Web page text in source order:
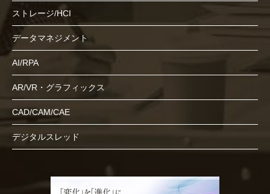
ストレージ/HCI
データマネジメント
AI/RPA
AR/VR・グラフィックス
CAD/CAM/CAE
デジタルスレッド